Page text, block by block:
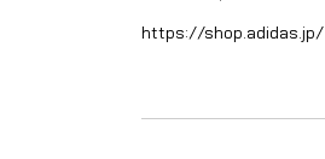
https://shop.adidas.jp/